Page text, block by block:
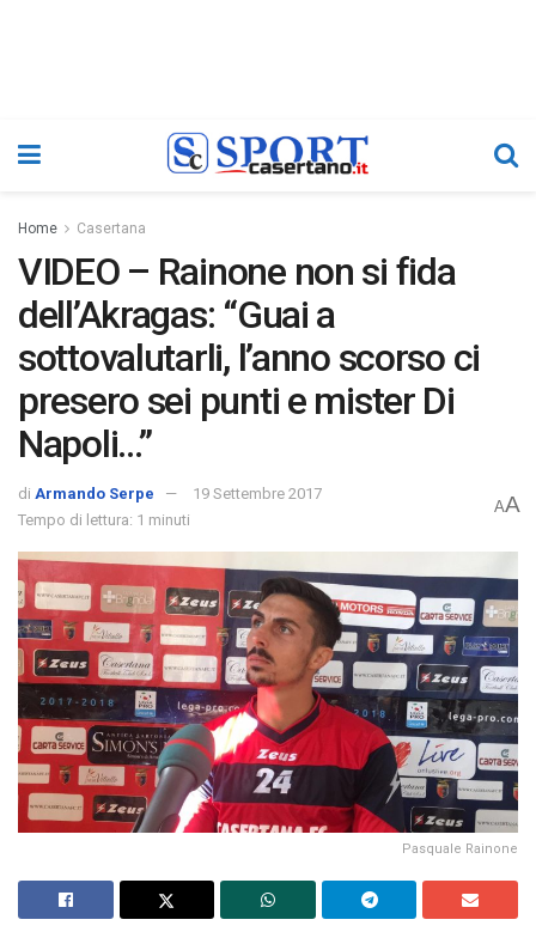
Home Casertana
VIDEO – Rainone non si fida
dell’Akragas: “Guai a
sottovalutarli, l’anno scorso ci
presero sei punti e mister Di
Napoli…”
di Armando Serpe
19 Settembre 2017
Tempo di lettura: 1 minuti
AA
Pasquale Rainone